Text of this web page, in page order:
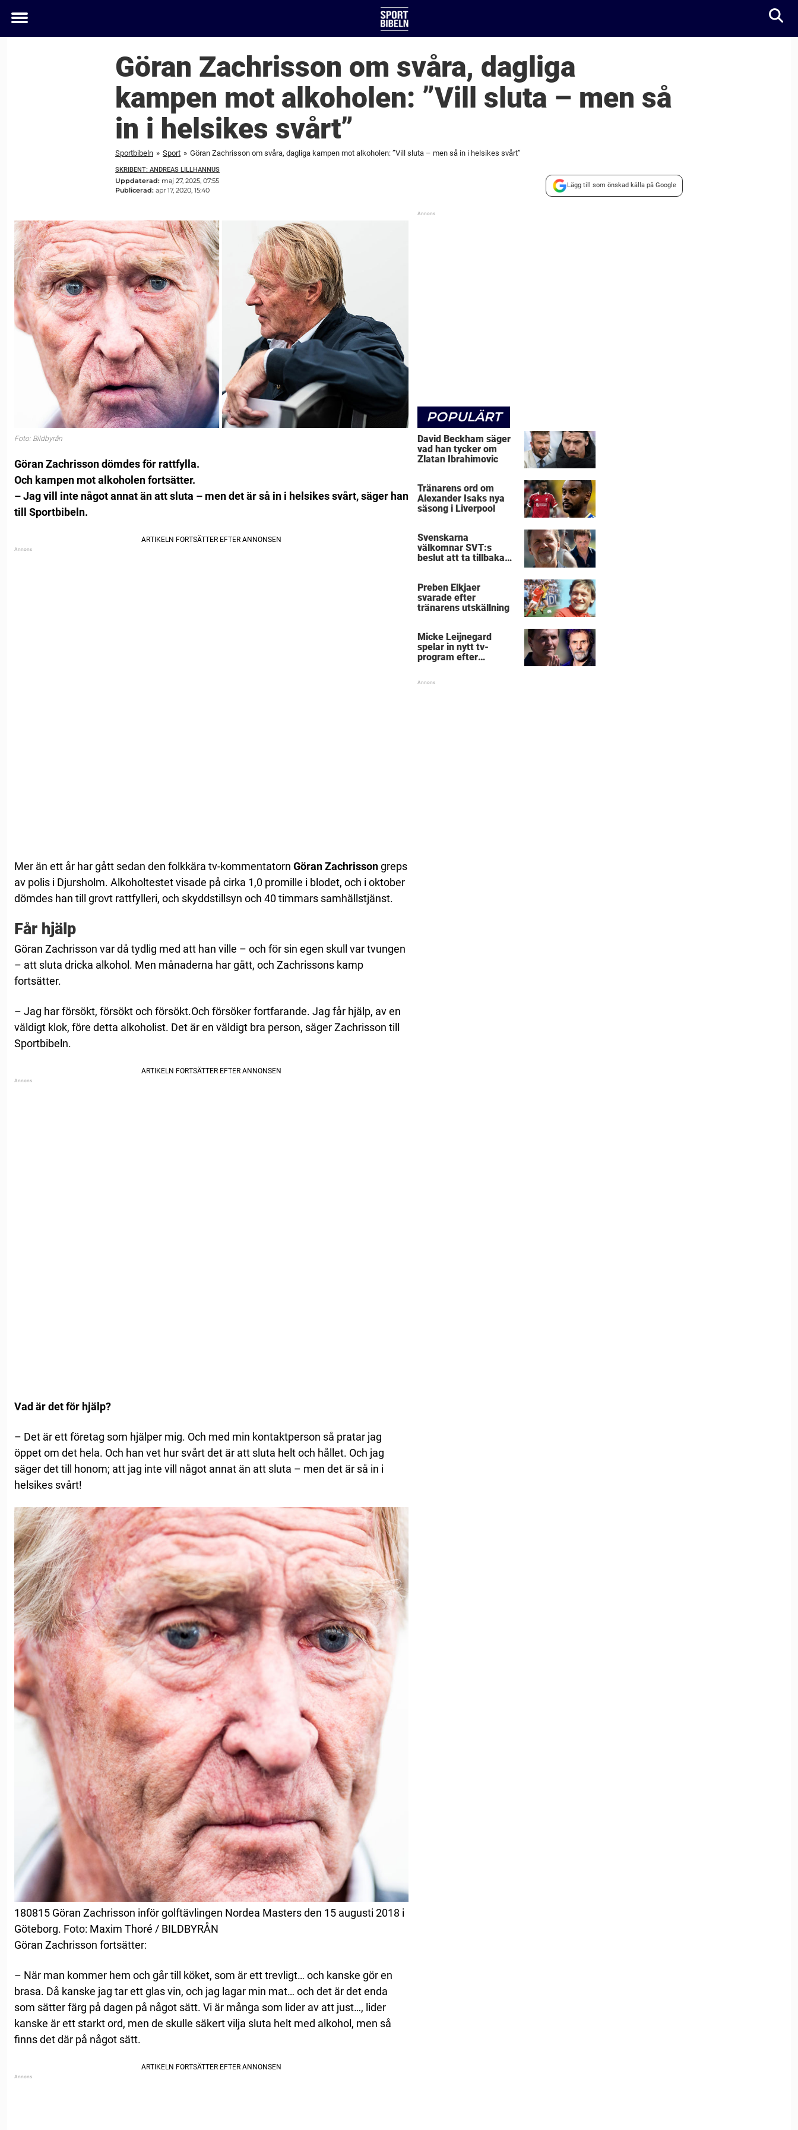
Toggle
Göran Zachrisson om svåra, dagliga
kampen mot alkoholen: ”Vill sluta – men så
in i helsikes svårt”
Sportbibeln » Sport » Göran Zachrisson om svåra, dagliga kampen mot alkoholen: ”Vill sluta – men så in i helsikes svårt”
SKRIBENT: ANDREAS LILLHANNUS
Uppdaterad: maj 27, 2025, 07:55
Publicerad: apr 17, 2020, 15:40
Lägg till som önskad källa på Google
Foto: Bildbyrån
Göran Zachrisson dömdes för rattfylla.
Och kampen mot alkoholen fortsätter.
– Jag vill inte något annat än att sluta – men det är så in i helsikes svårt, säger han
till Sportbibeln.
Mer än ett år har gått sedan den folkkära tv-kommentatorn GöranZachrissongreps
av polis i Djursholm. Alkoholtestet visade på cirka 1,0 promille i blodet, och i oktober
dömdes han till grovt rattfylleri, och skyddstillsyn och 40 timmars samhällstjänst.
Får hjälp
Göran Zachrisson var då tydlig med att han ville – och för sin egen skull var tvungen
– att sluta dricka alkohol. Men månaderna har gått, och Zachrissons kamp
fortsätter.
– Jag har försökt, försökt och försökt.Och försöker fortfarande. Jag får hjälp, av en
väldigt klok, före detta alkoholist. Det är en väldigt bra person, säger Zachrisson till
Sportbibeln.
Vad är det för hjälp?
– Det är ett företag som hjälper mig. Och med min kontaktperson så pratar jag
öppet om det hela. Och han vet hur svårt det är att sluta helt och hållet. Och jag
säger det till honom; att jag inte vill något annat än att sluta – men det är så in i
helsikes svårt!
180815 Göran Zachrisson inför golftävlingen Nordea Masters den 15 augusti 2018 i
Göteborg. Foto: Maxim Thoré / BILDBYRÅN
Göran Zachrisson fortsätter:
– När man kommer hem och går till köket, som är ett trevligt… och kanske gör en
brasa. Då kanske jag tar ett glas vin, och jag lagar min mat… och det är det enda
som sätter färg på dagen på något sätt. Vi är många som lider av att just…, lider
kanske är ett starkt ord, men de skulle säkert vilja sluta helt med alkohol, men så
finns det där på något sätt.
POPULÄRT
David Beckham säger
vad han tycker om
Zlatan Ibrahimovic
Tränarens ord om
Alexander Isaks nya
säsong i Liverpool
Svenskarna
välkomnar SVT:s
beslut att ta tillbaka
Preben Elkjaer
svarade efter
tränarens utskällning
Micke Leijnegard
spelar in nytt tv-
program efter